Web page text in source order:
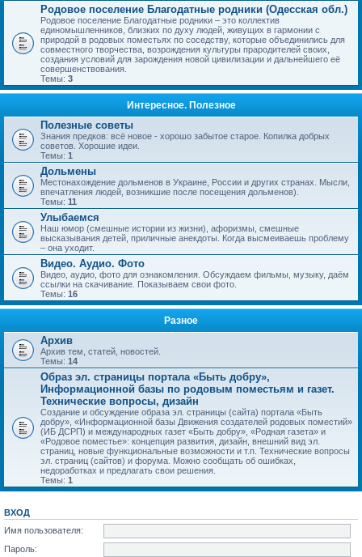
Родовое поселение Благодатные родники (Одесская обл.)
Родовое поселение Благодатные родники – это коллектив
единомышленников, близких по духу людей, живущих в гармонии с
природой в родовых поместьях по соседству, которые объединились для
совместного творчества, возрождения культуры прародителей своих,
создания условий для зарождения новой цивилизации и дальнейшего её
совершенствования.
Темы: 3
Интересное. Полезное
Полезные советы
Знания предков: всё новое - хорошо забытое старое. Копилка добрых
советов. Хорошие идеи.
Темы: 1
Дольмены
Местонахождение дольменов в Украине, России и других странах. Мысли,
впечатления людей, возникшие после посещения дольменов).
Темы: 11
Улыбаемся
Наш юмор (смешные истории из жизни), афоризмы, смешные
высказывания детей, приличные анекдоты. Когда высмеиваешь проблему
– она уходит.
Видео. Аудио. Фото
Видео, аудио, фото для ознакомления. Обсуждаем фильмы, музыку, даём
ссылки на скачивание. Показываем свои фото.
Темы: 16
Разное
Архив
Архив тем, статей, новостей.
Темы: 14
Образ эл. страницы портала «Быть добру»,
Информационной базы по родовым поместьям и газет.
Технические вопросы, дизайн
Создание и обсуждение образа эл. страницы (сайта) портала «Быть
добру», «Информационной базы Движения создателей родовых поместий»
(ИБ ДСРП) и международных газет «Быть добру», «Родная газета» и
«Родовое поместье»: концепция развития, дизайн, внешний вид эл.
страниц, новые функциональные возможности и т.п. Технические вопросы
эл. страниц (сайтов) и форума. Можно сообщать об ошибках,
недоработках и предлагать свои решения.
Темы: 1
ВХОД
Имя пользователя:
Пароль: